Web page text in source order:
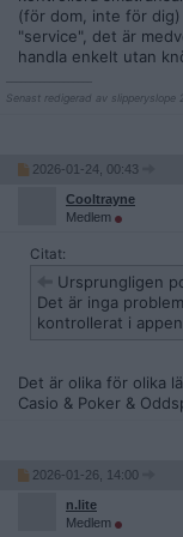
(för dom, inte för
"service", det är
handla enkelt utan
Senast redigerad av slipperyslope
2026-01-24, 00:43
Cooltrayne
Medlem
Citat:
Ursprungligen
Det är inga
kontrollerat i
Det är olika för olika
Casio & Poker &
2026-01-26, 14:00
n.lite
Medlem